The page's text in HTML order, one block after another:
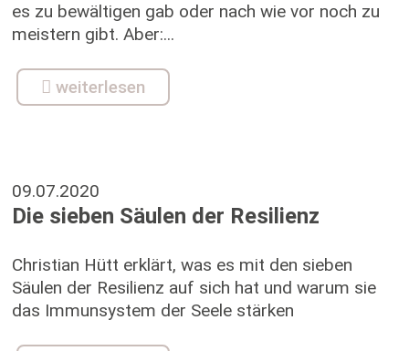
es zu bewältigen gab oder nach wie vor noch zu
meistern gibt. Aber:...
weiterlesen
09.07.2020
Die sieben Säulen der Resilienz
Christian Hütt erklärt, was es mit den sieben
Säulen der Resilienz auf sich hat und warum sie
das Immunsystem der Seele stärken